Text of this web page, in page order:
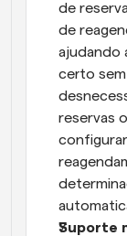
de
de
ajudando
certo
reservas
Suporte